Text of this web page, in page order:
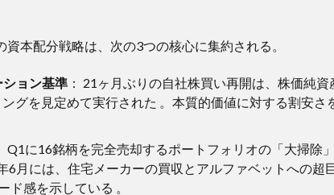
本配分戦略は、次の3つの核心に集約される。
ョン基準 ： 21ヶ月ぶりの自社株買い再開は、株価純資
グを見定めて実行された 。本質的価値に対する割安さ
Q1に16銘柄を完全売却するポートフォリオの「大掃除」
6月には、住宅メーカーの買収とアルファベットへの超
感を示している 。